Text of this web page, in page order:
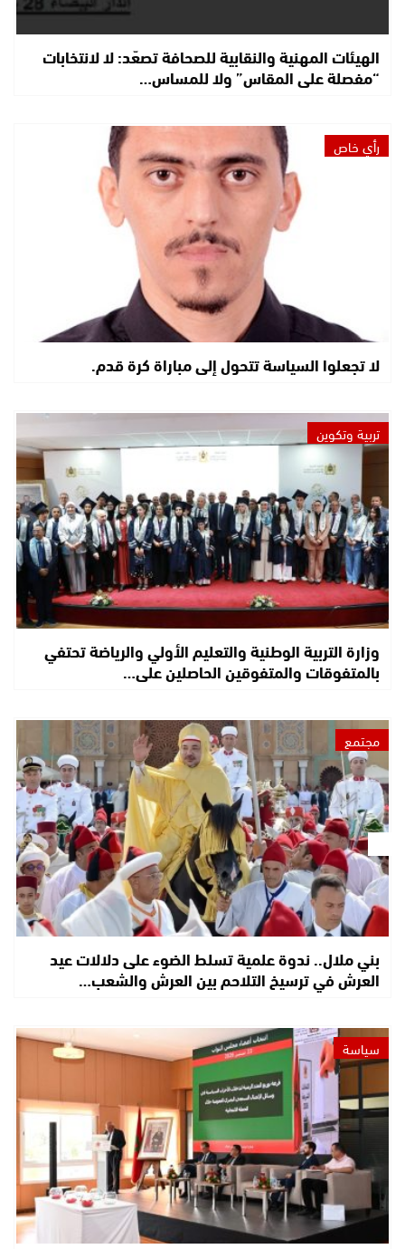
الهيئات المهنية والنقابية للصحافة تصعّد: لا لانتخابات
“مفصلة على المقاس” ولا للمساس…
رأي خاص
لا تجعلوا السياسة تتحول إلى مباراة كرة قدم.
تربية وتكوين
وزارة التربية الوطنية والتعليم الأولي والرياضة تحتفي
بالمتفوقات والمتفوقين الحاصلين على…
مجتمع
بني ملال.. ندوة علمية تسلط الضوء على دلالات عيد
العرش في ترسيخ التلاحم بين العرش والشعب…
سياسة